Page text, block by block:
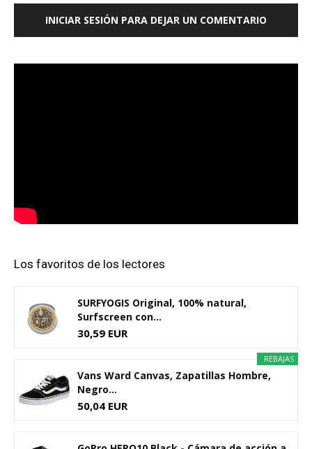
INICIAR SESIÓN PARA DEJAR UN COMENTARIO
Los favoritos de los lectores
SURFYOGIS Original, 100% natural,
Surfscreen con...
30,59 EUR
REBAJAS
Vans Ward Canvas, Zapatillas Hombre,
Negro...
50,04 EUR